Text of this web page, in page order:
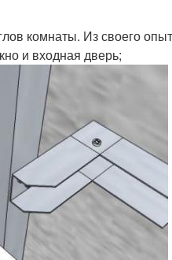
комнаты. Из своего
и входная дверь;